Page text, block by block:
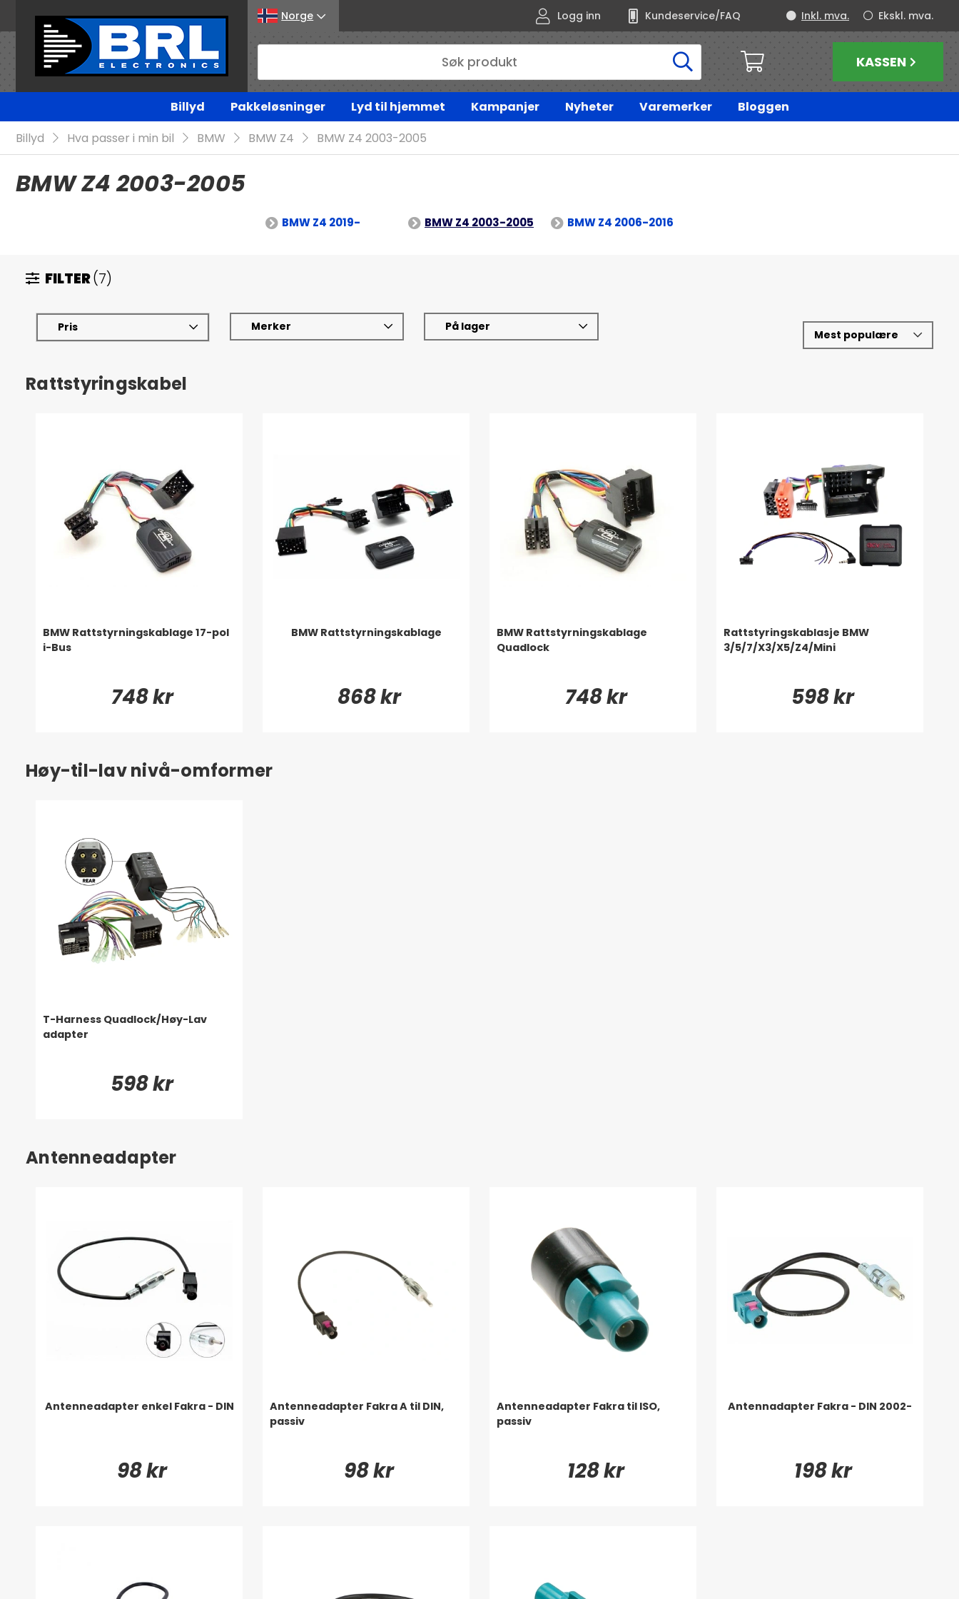
Norge Logg inn Kundeservice/FAQ Ekskl. mva.
Inkl. mva.
KASSEN
Billyd Pakkeløsninger Lyd til hjemmet Kampanjer Nyheter Varemerker
Bloggen
Billyd
Hva passer i min bil BMW BMW Z4 BMW Z4 2003-2005
BMW Z4 2003-2005
BMW Z4 2019- BMW Z4 2003-2005 BMW Z4 2006-2016
FILTER(7)
Pris Merker På lager
Rattstyringskabel
BMW Rattstyrningskablage 17-pol
i-Bus
748 kr
BMW Rattstyrningskablage
868 kr
BMW Rattstyrningskablage
Quadlock
748 kr
Rattstyringskablasje BMW
3/5/7/X3/X5/Z4/Mini
598 kr
Høy-til-lav nivå-omformer
T-Harness Quadlock/Høy-Lav
adapter
598 kr
Antenneadapter
Antenneadapter enkel Fakra - DIN
98 kr
Antenneadapter Fakra A til DIN,
passiv
98 kr
Antenneadapter Fakra til ISO,
passiv
128 kr
Antennadapter Fakra - DIN 2002-
198 kr